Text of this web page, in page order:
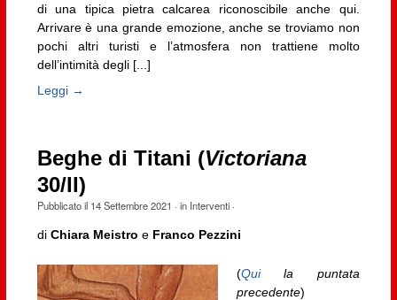
di una tipica pietra calcarea riconoscibile anche qui.
Arrivare è una grande emozione, anche se troviamo non
pochi altri turisti e l’atmosfera non trattiene molto
dell’intimità degli [...]
Leggi →
Beghe di Titani (Victoriana
30/II)
Pubblicato il 14 Settembre 2021 · in Interventi·
diChiara Meistro eFranco Pezzini
(Quila puntata
precedente)